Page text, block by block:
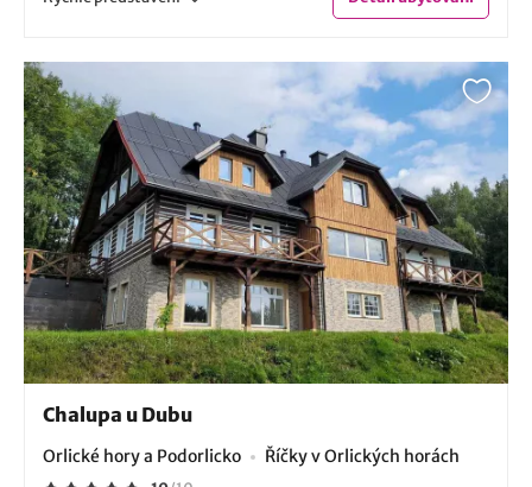
Chalupa u Dubu
Orlické hory a Podorlicko Říčky v Orlických horách